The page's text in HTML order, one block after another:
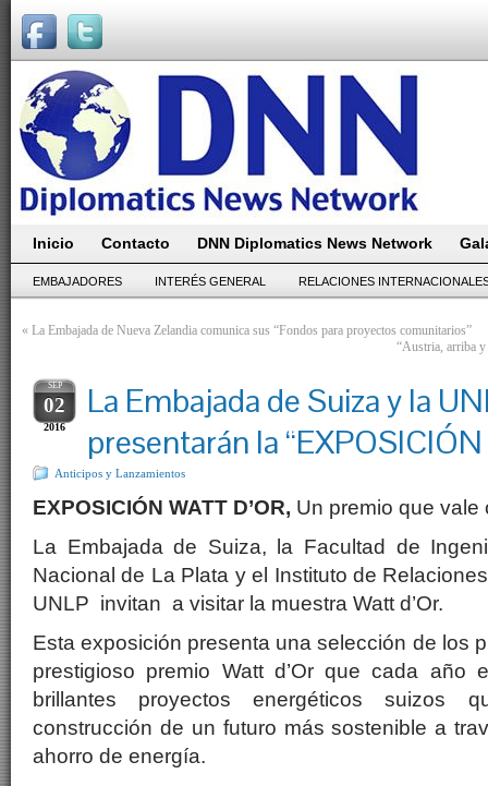
Inicio Contacto DNN Diplomatics News Network
EMBAJADORES INTERÉS GENERAL RELACIONES
« La Embajada de Nueva Zelandia comunica sus “Fondos para proyectos comunitarios”
“Austria, arriba y
SEP
02
2016
La Embajada de Suiza y la
presentarán la “EXPOSICIÓN
Anticipos y Lanzamientos
EXPOSICIÓN WATT D’OR, Un premio que vale
La Embajada de Suiza, la Facultad de
Nacional de La Plata y el Instituto de
UNLP invitan a visitar la muestra Watt d’Or.
Esta exposición presenta una selección de los
prestigioso premio Watt d’Or que cada año
brillantes proyectos energéticos suizos
construcción de un futuro más sostenible a
ahorro de energía.